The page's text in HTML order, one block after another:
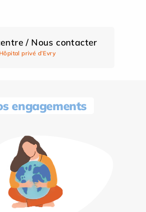
/ Nous contacter
Hôpital privé d’Evry
engagements